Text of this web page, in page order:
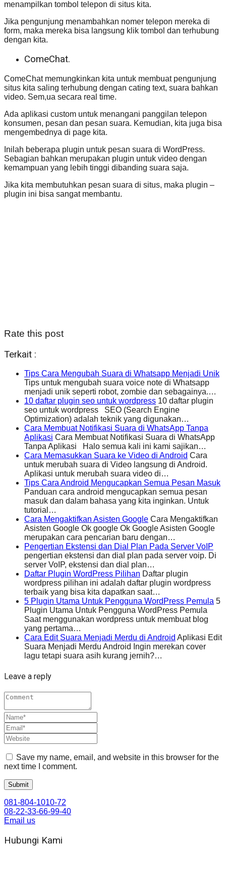
menampilkan tombol telepon di situs kita.
Jika pengunjung menambahkan nomer telepon mereka di
form, maka mereka bisa langsung klik tombol dan terhubung
dengan kita.
ComeChat.
ComeChat memungkinkan kita untuk membuat pengunjung
situs kita saling terhubung dengan cating text, suara bahkan
video. Sem,ua secara real time.
Ada aplikasi custom untuk menangani panggilan telepon
konsumen, pesan dan pesan suara. Kemudian, kita juga bisa
mengembednya di page kita.
Inilah beberapa plugin untuk pesan suara di WordPress.
Sebagian bahkan merupakan plugin untuk video dengan
kemampuan yang lebih tinggi dibanding suara saja.
Jika kita membutuhkan pesan suara di situs, maka plugin –
plugin ini bisa sangat membantu.
Rate this post
Terkait :
Tips Cara Mengubah Suara di Whatsapp Menjadi Unik
Tips untuk mengubah suara voice note di Whatsapp
menjadi unik seperti robot, zombie dan sebagainya.…
10 daftar plugin seo untuk wordpress 10 daftar plugin
seo untuk wordpress SEO (Search Engine
Optimization) adalah teknik yang digunakan…
Cara Membuat Notifikasi Suara di WhatsApp Tanpa
Aplikasi Cara Membuat Notifikasi Suara di WhatsApp
Tanpa Aplikasi Halo semua kali ini kami sajikan…
Cara Memasukkan Suara ke Video di Android Cara
untuk merubah suara di Video langsung di Android.
Aplikasi untuk merubah suara video di…
Tips Cara Android Mengucapkan Semua Pesan Masuk
Panduan cara android mengucapkan semua pesan
masuk dan dalam bahasa yang kita inginkan. Untuk
tutorial…
Cara Mengaktifkan Asisten Google Cara Mengaktifkan
Asisten Google Ok google Ok Google Asisten Google
merupakan cara pencarian baru dengan…
Pengertian Ekstensi dan Dial Plan Pada Server VoIP
pengertian ekstensi dan dial plan pada server voip. Di
server VoIP, ekstensi dan dial plan…
Daftar Plugin WordPress Pilihan Daftar plugin
wordpress pilihan ini adalah daftar plugin wordpress
terbaik yang bisa kita dapatkan saat…
5 Plugin Utama Untuk Pengguna WordPress Pemula 5
Plugin Utama Untuk Pengguna WordPress Pemula
Saat menggunakan wordpress untuk membuat blog
yang pertama…
Cara Edit Suara Menjadi Merdu di Android Aplikasi Edit
Suara Menjadi Merdu Android Ingin merekan cover
lagu tetapi suara asih kurang jernih?…
Leave a reply
Save my name, email, and website in this browser for the
next time I comment.
081-804-1010-72
08-22-33-66-99-40
Email us
Hubungi Kami